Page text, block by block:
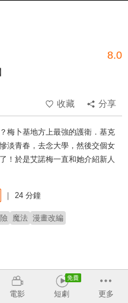
8.0
收藏
分享
梅卜基地方上最強的護衛．基克
淡青春，去念大學，然後交個女
！於是艾諾梅一直和她介紹新人
24 分鐘
魔法 漫畫改編
大地葉 鎌倉有那 白砂沙帆
電影 短劇 更多